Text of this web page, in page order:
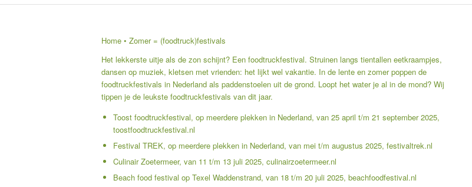
Home • Zomer = (foodtruck)festivals
Het lekkerste uitje als de zon schijnt? Een foodtruckfestival. Struinen langs tientallen eetkraampjes,
dansen op muziek, kletsen met vrienden: het lijkt wel vakantie. In de lente en zomer poppen de
foodtruckfestivals in Nederland als paddenstoelen uit de grond. Loopt het water je al in de mond? Wij
tippen je de leukste foodtruckfestivals van dit jaar.
Toost foodtruckfestival, op meerdere plekken in Nederland, van 25 april t/m 21 september 2025,
toostfoodtruckfestival.nl
Festival TREK, op meerdere plekken in Nederland, van mei t/m augustus 2025, festivaltrek.nl
Culinair Zoetermeer, van 11 t/m 13 juli 2025, culinairzoetermeer.nl
Beach food festival op Texel Waddenstrand, van 18 t/m 20 juli 2025, beachfoodfestival.nl